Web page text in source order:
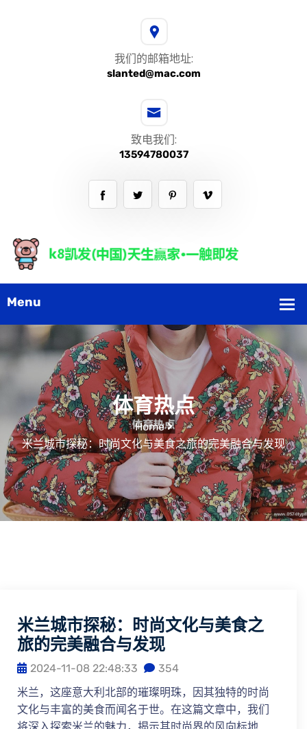
我们的邮箱地址:
slanted@mac.com
致电我们:
13594780037
体育热点
Home
米兰城市探秘：时尚文化与美食之旅的完美融合与发现
米兰城市探秘：时尚文化与美食之
旅的完美融合与发现
2024-11-08 22:48:33
354
米兰，这座意大利北部的璀璨明珠，因其独特的时尚
文化与丰富的美食而闻名于世。在这篇文章中，我们